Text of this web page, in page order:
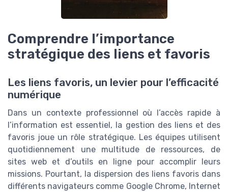
Comprendre l’importance
stratégique des liens et favoris
Les liens favoris, un levier pour l’efficacité
numérique
Dans un contexte professionnel où l’accès rapide à
l’information est essentiel, la gestion des liens et des
favoris joue un rôle stratégique. Les équipes utilisent
quotidiennement une multitude de ressources, de
sites web et d’outils en ligne pour accomplir leurs
missions. Pourtant, la dispersion des liens favoris dans
différents navigateurs comme Google Chrome, Internet